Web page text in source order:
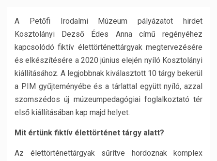
A Petőfi Irodalmi Múzeum pályázatot hirdet
Kosztolányi Dezső Édes Anna című regényéhez
kapcsolódó fiktív élettörténettárgyak megtervezésére
és elkészítésére a 2020 június elején nyíló Kosztolányi
kiállításához. A legjobbnak kiválasztott 10 tárgy bekerül
a PIM gyűjteményébe és a tárlattal együtt nyíló, azzal
szomszédos új múzeumpedagógiai foglalkoztató tér
első kiállításában kap majd helyet.
Mit értünk fiktív élettörténet tárgy alatt?
Az élettörténettárgyak sűrítve hordoznak komplex